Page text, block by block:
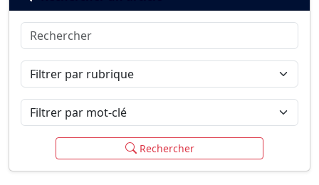
Connexion
Rechercher
Filtrer par rubrique
Filtrer par mot-clé
Rechercher